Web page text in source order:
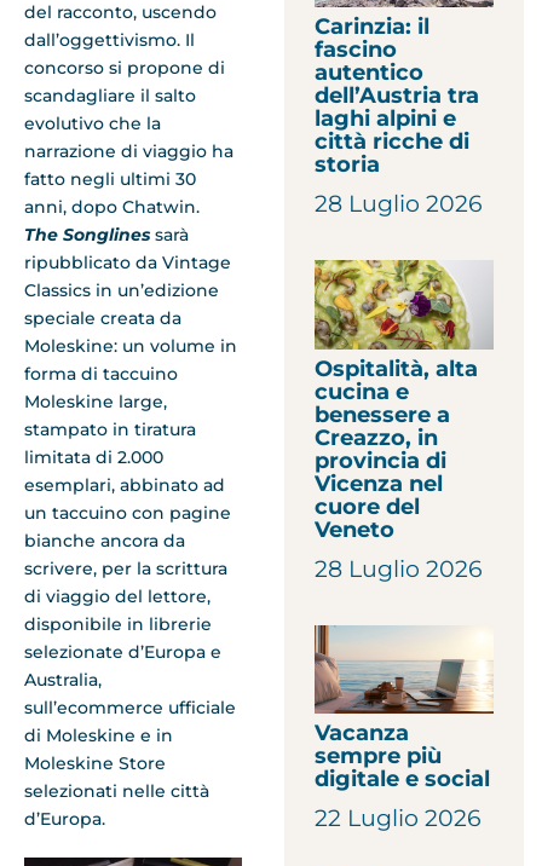
del racconto, uscendo
dall’oggettivismo. Il
concorso si propone di
scandagliare il salto
evolutivo che la
narrazione di viaggio ha
fatto negli ultimi 30
anni, dopo Chatwin.
The Songlines sarà
ripubblicato da Vintage
Classics in un’edizione
speciale creata da
Moleskine: un volume in
forma di taccuino
Moleskine large,
stampato in tiratura
limitata di 2.000
esemplari, abbinato ad
un taccuino con pagine
bianche ancora da
scrivere, per la scrittura
di viaggio del lettore,
disponibile in librerie
selezionate d’Europa e
Australia,
sull’ecommerce ufficiale
di Moleskine e in
Moleskine Store
selezionati nelle città
d’Europa.
Carinzia: il
fascino
autentico
dell’Austria tra
laghi alpini e
città ricche di
storia
28 Luglio 2026
Ospitalità, alta
cucina e
benessere a
Creazzo, in
provincia di
Vicenza nel
cuore del
Veneto
28 Luglio 2026
Vacanza
sempre più
digitale e social
22 Luglio 2026